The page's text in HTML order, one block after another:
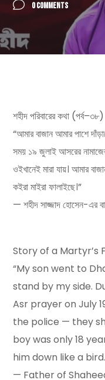
0 COMMENTS
শহীদ পরিবারের কথা (পর্ব–৩৮)
“আমার বাজান আমার পাশে
সময় ১৯ জুলাই আসরের
ওইখানেই মারা যায়। আমার
কইরা মাইরা ফালাইছে।”
— শহীদ সাজ্জাদ হোসেন-এর
Story of a Martyr’s
“My son went to
stand by my side.
Asr prayer on July
the police — they
boy was only 18
him down like a
— Father of